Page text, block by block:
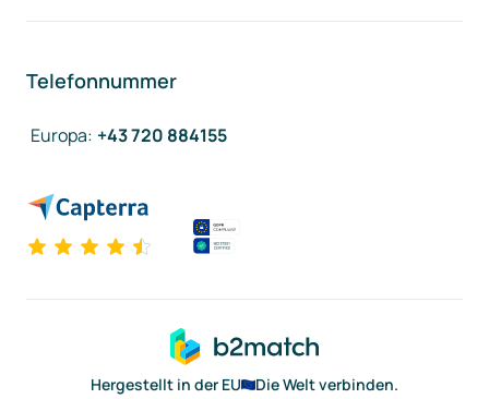
Telefonnummer
Europa: +43 720 884155
Hergestellt in der EU
Die Welt verbinden.